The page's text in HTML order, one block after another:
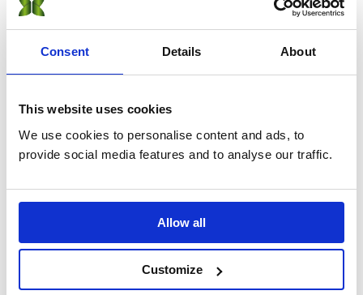
Consent Details About
This website uses cookies
We use cookies to personalise content and ads, to
provide social media features and to analyse our traffic.
Allow all
Customize
Nuestro Asesor de carrera con IA te orienta hacia el título que mejor
se adapta a ti.
IBCP Career-related Studies®
SUMAS Career-related Studies®
Green Camp
Conviértete en partner de SUMAS →
Actualidad